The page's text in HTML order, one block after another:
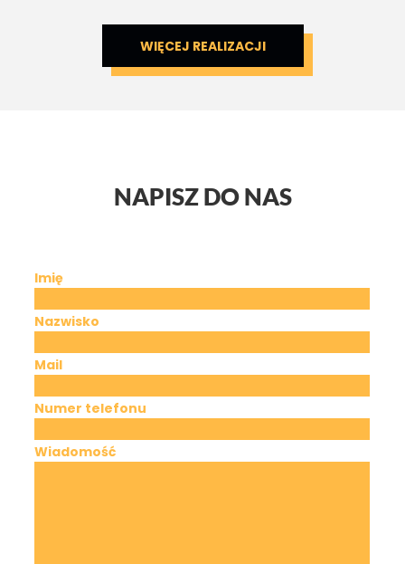
WIĘCEJ REALIZACJI
NAPISZ DO NAS
Imię
Nazwisko
Mail
Numer telefonu
Wiadomość